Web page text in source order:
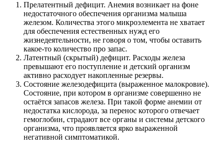
Прелатентный дефицит. Анемия возникает на фоне
недостаточного обеспечения организма малыша
железом. Количества этого микроэлемента не хватает
для обеспечения естественных нужд его
жизнедеятельности, не говоря о том, чтобы оставить
какое-то количество про запас.
Латентный (скрытый) дефицит. Расходы железа
превышают его поступление и детский организм
активно расходует накопленные резервы.
Состояние железодефицита (выраженное малокровие).
Состояние, при котором в организме совершенно не
остаётся запасов железа. При такой форме анемии от
недостатка кислорода, за перенос которого отвечает
гемоглобин, страдают все органы и системы детского
организма, что проявляется ярко выраженной
негативной симптоматикой.